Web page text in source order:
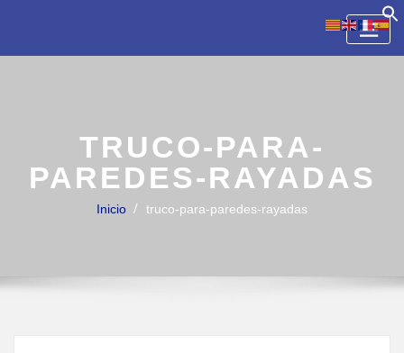
content
TRUCO-PARA-
PAREDES-RAYADAS
Inicio truco-para-paredes-rayadas